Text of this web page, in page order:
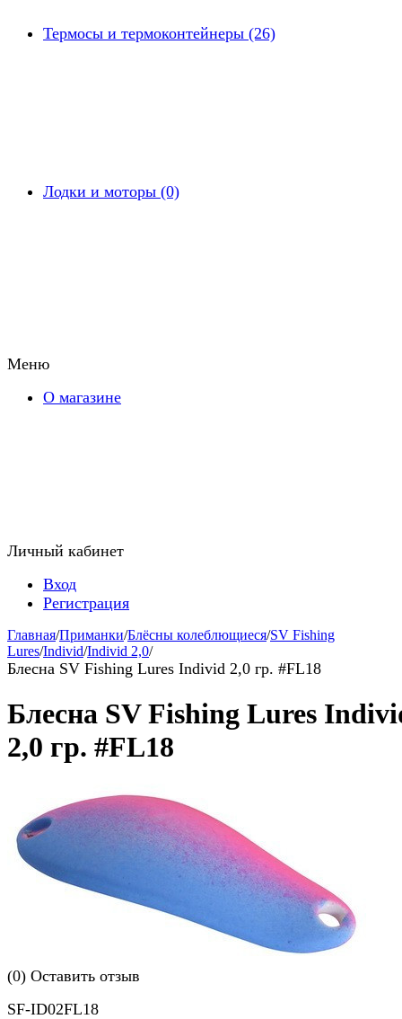
Термосы и термоконтейнеры (26)
Лодки и моторы (0)
Меню
О магазине
Личный кабинет
Вход
Регистрация
Главная/Приманки/Блёсны колеблющиеся/SV Fishing
Lures/Individ/Individ 2,0/
Блесна SV Fishing Lures Individ 2,0 гр. #FL18
Блесна SV Fishing Lures
2,0 гр. #FL18
(0) Оставить отзыв
SF-ID02FL18